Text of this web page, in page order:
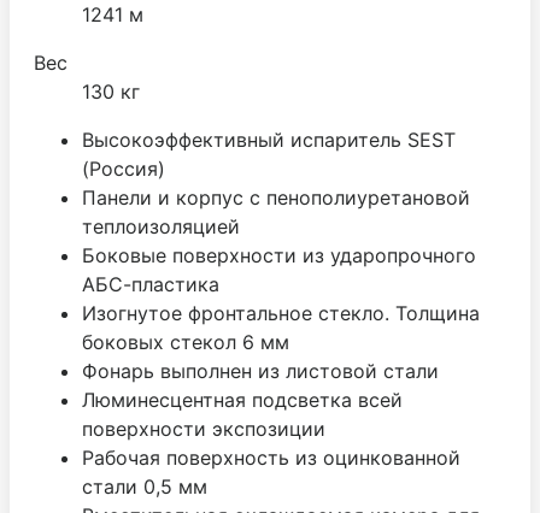
1241 м
Вес
130 кг
Высокоэффективный испаритель SEST
(Россия)
Панели и корпус с пенополиуретановой
теплоизоляцией
Боковые поверхности из ударопрочного
АБС-пластика
Изогнутое фронтальное стекло. Толщина
боковых стекол 6 мм
Фонарь выполнен из листовой стали
Люминесцентная подсветка всей
поверхности экспозиции
Рабочая поверхность из оцинкованной
стали 0,5 мм